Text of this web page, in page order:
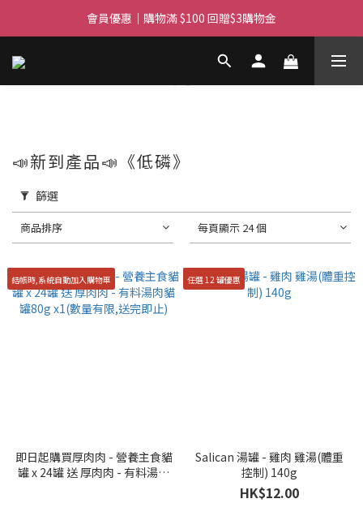
滿$450免費送貨上門 I 滿$350免運 順豐自取
會員優惠｜購物滿 $100 回贈$3購物金
滿$450免費送貨上門 I 滿$350免運 順豐自取
📣新到產品📣《低磷》
篩選
商品排序 每頁顯示 24 個
結帳時,系統自動加入購物車
即日起購買厚肉肉 - 營養主食貓
罐 x 24罐 送 厚肉肉 - 有料湯肉
任選 12 罐優惠
Salican 湯罐 - 雞肉 雞湯(體重
控制) 140g
HK$12.00